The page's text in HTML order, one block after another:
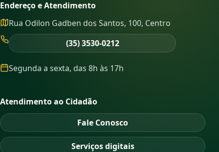
Endereço e Atendimento
Rua Odilon Gadben dos Santos, 100, Centro
(35) 3530-0212
Segunda a sexta, das 8h às 17h
Atendimento ao Cidadão
Fale Conosco
Serviços digitais